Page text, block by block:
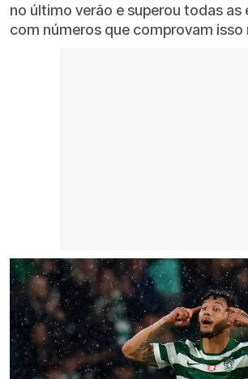
no último verão e superou todas as
com números que comprovam isso